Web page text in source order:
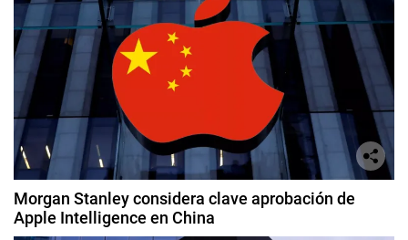
Morgan Stanley considera clave aprobación de
Apple Intelligence en China